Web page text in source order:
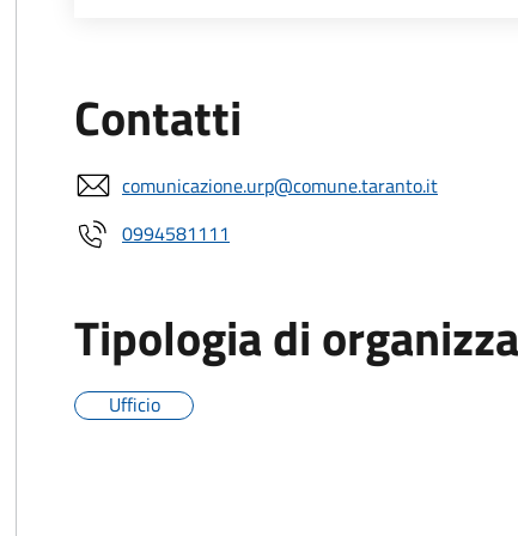
Contatti
comunicazione.urp@comune.taranto.it
0994581111
Tipologia di
Ufficio